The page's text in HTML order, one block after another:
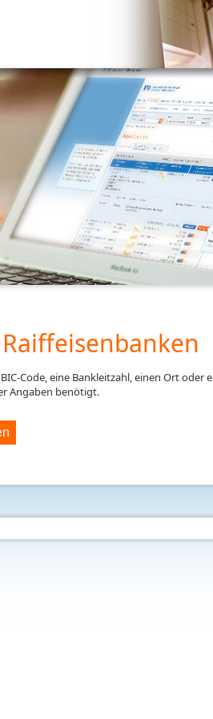
Code, eine Bankleitzahl, einen Ort
Angaben benötigt.